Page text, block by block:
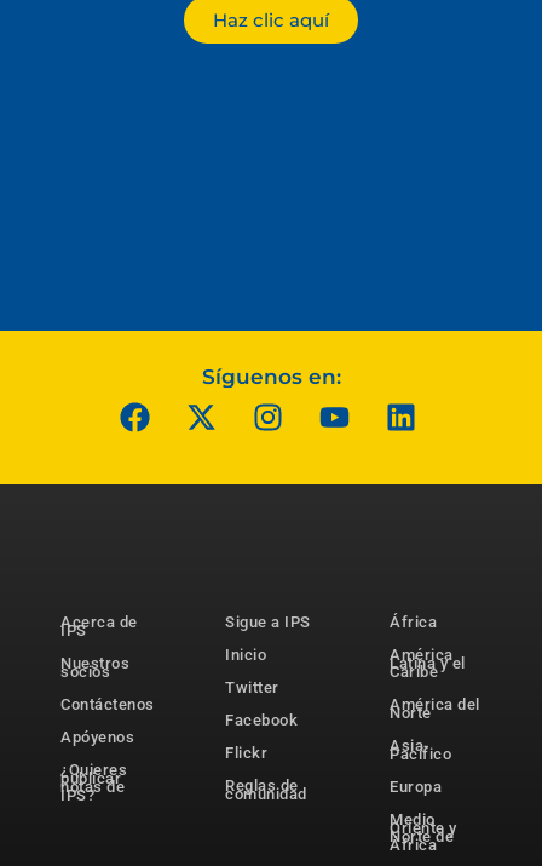
Haz clic aquí
Síguenos en:
Acerca de
IPS
Nuestros
socios
Contáctenos
Apóyenos
¿Quieres
publicar
notas de
IPS?
Sigue a IPS
Inicio
Twitter
Facebook
Flickr
Reglas de
comunidad
África
América
Latina y el
Caribe
América del
Norte
Asia-
Pacífico
Europa
Medio
Oriente y
Norte de
África